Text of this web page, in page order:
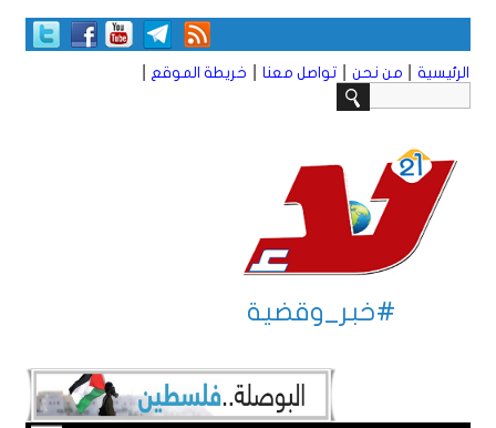
الرئيسية من نحن تواصل معنا خريطة الموقع
#خبر_وقضية